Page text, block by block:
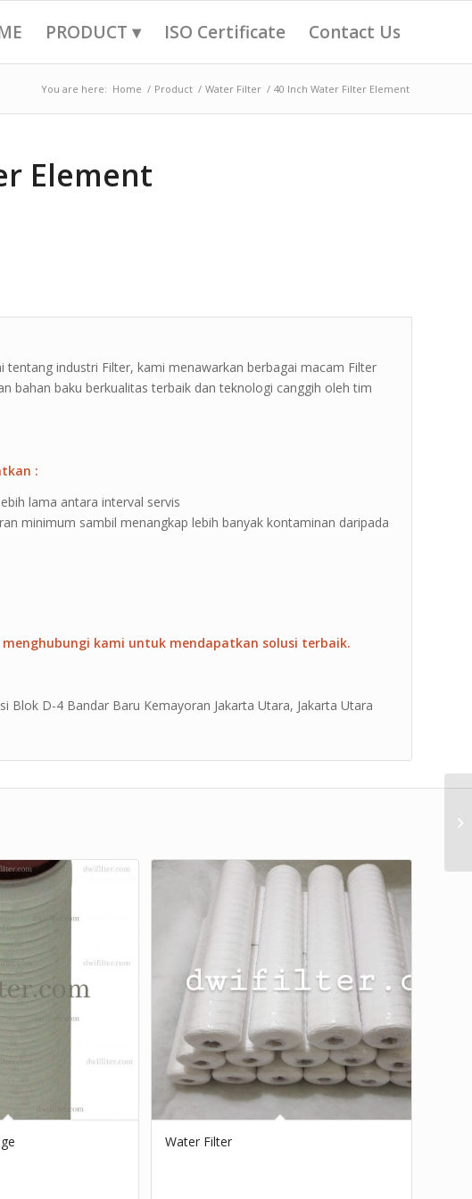
PRODUCT ▾ ISO Certificate Contact Us
You are here: Home / Product / Water Filter / 40 Inch Water Filter Element
Element
tentang industri Filter, kami menawarkan berbagai macam Filter
bahan baku berkualitas terbaik dan teknologi canggih oleh tim
:
lama antara interval servis
minimum sambil menangkap lebih banyak kontaminan daripada
kami untuk mendapatkan solusi terbaik.
Blok D-4 Bandar Baru Kemayoran Jakarta Utara, Jakarta Utara
Water Filter